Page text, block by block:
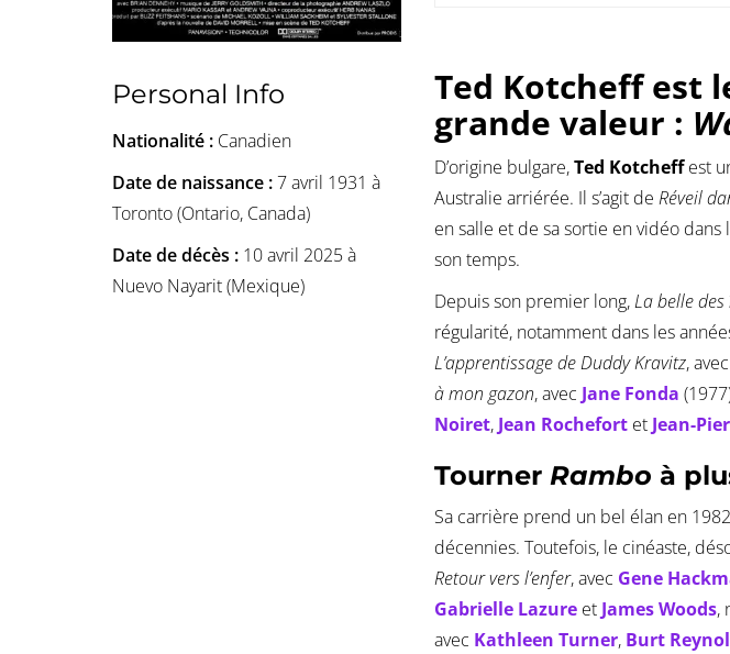
Personal Info
Nationalité : Canadien
Date de naissance :7 avril 1931 à
Toronto (Ontario, Canada)
Date de décès : 10 avril 2025 à
Nuevo Nayarit (Mexique)
Ted Kotcheff est
grande valeur :
D’origine bulgare,Ted Kotcheffest
Australie arriérée. Il s’agit de Réveil
en salle et de sa sortie en vidéo
son temps.
Depuis son premier long,La belle des
régularité, notamment dans les
L’apprentissage de Duddy Kravitz, avec
à mon gazon, avec Jane Fonda
Noiret, Jean Rochefort et Jean-
Tourner Rambo à
Sa carrière prend un bel élan en
décennies. Toutefois, le cinéaste,
Retour vers l’enfer, avec Gene
Gabrielle Lazure et James Woods,
avec Kathleen Turner, Burt